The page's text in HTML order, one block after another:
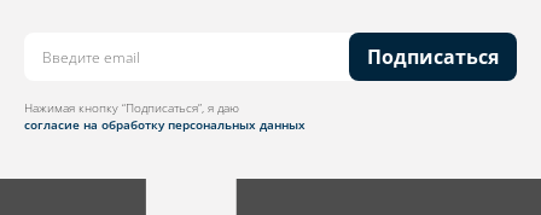
Подписаться
Нажимая кнопку “Подписаться”, я даю
согласие на обработку персональных данных